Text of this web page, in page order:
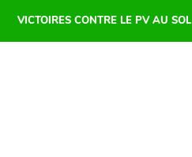
VICTOIRES CONTRE LE PV AU SOL